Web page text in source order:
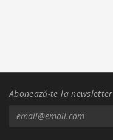
Abonează-te la newsletter